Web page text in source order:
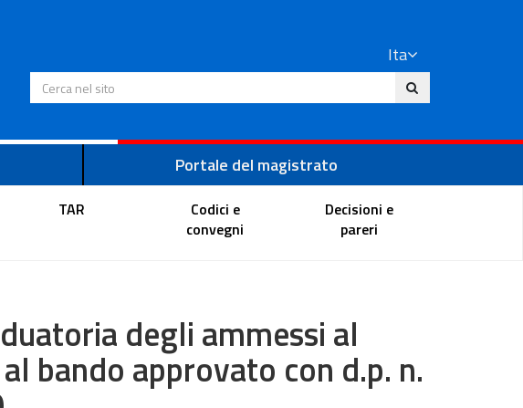
Ita
Cerca nel sito
Portale del magistrato
TAR
Codici e
convegni
Decisioni e
pareri
degli ammessi al
bando approvato con d.p. n.